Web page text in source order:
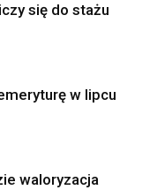
się do stażu
w lipcu
waloryzacja